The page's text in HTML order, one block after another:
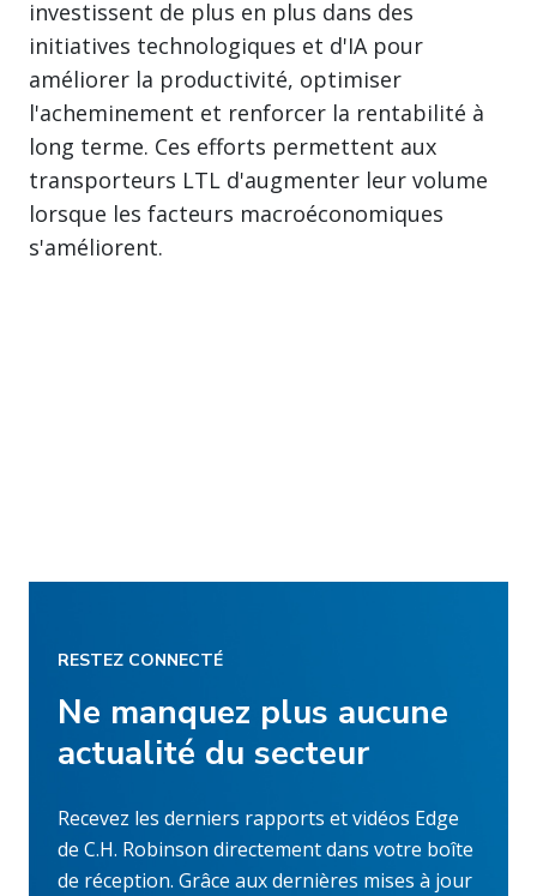
investissent de plus en plus dans des
initiatives technologiques et d'IA pour
améliorer la productivité, optimiser
l'acheminement et renforcer la rentabilité à
long terme. Ces efforts permettent aux
transporteurs LTL d'augmenter leur volume
lorsque les facteurs macroéconomiques
s'améliorent.
RESTEZ CONNECTÉ
Ne manquez plus aucune
actualité du secteur
Recevez les derniers rapports et vidéos Edge
de C.H. Robinson directement dans votre boîte
de réception. Grâce aux dernières mises à jour